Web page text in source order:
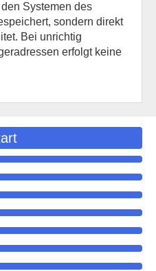
Systemen des
sondern direkt
Bei unrichtig
erfolgt keine